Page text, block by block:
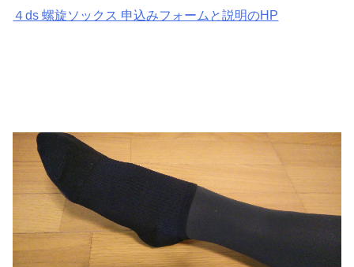
４ds 螺旋ソックス 申込みフォームと説明のHP